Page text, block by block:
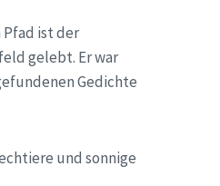
Pfad ist der
gelebt. Er war
Gedichte
und sonnige